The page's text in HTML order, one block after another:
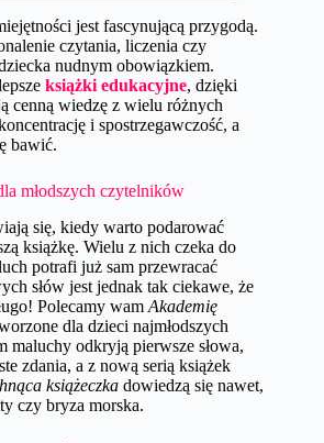
jest fascynującą przygodą.
czytania, liczenia czy
nudnym obowiązkiem.
książki edukacyjne, dzięki
cenną wiedzę z wielu różnych
i spostrzegawczość, a
bawić.
młodszych czytelników
się, kiedy warto podarować
książkę. Wielu z nich czeka do
potrafi już sam przewracać
słów jest jednak tak ciekawe, że
Polecamy wam Akademię
dla dzieci najmłodszych
maluchy odkryją pierwsze słowa,
zdania, a z nową serią książek
książeczka dowiedzą się nawet,
czy bryza morska.